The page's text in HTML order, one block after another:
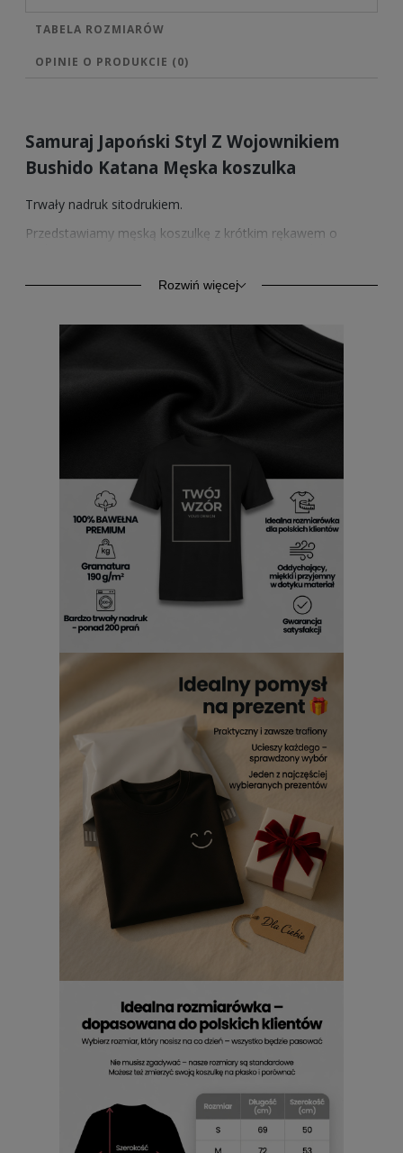
TABELA ROZMIARÓW
OPINIE O PRODUKCIE (0)
Samuraj Japoński Styl Z Wojownikiem
Bushido Katana Męska koszulka
Trwały nadruk sitodrukiem.
Przedstawiamy męską koszulkę z krótkim rękawem o
styl zapewnia komfort codziennego użytkowania. Kołnierzyk
wykończony ściągaczem z taśmą wzmacniającą na karku z
Rozwiń więcej